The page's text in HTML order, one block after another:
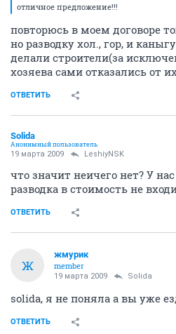
отличное предложение!!!
повторюсь в моем договоре
но разводку хол., гор, и
делали строители(за
хозяева сами отказались от
ОТВЕТИТЬ
Solida
Анонимный пользователь
19 марта 2009 LeshiyNSK
что значит неичего нет? У
разводка в стоимость не
ОТВЕТИТЬ
Ж
жмурик
member
19 марта 2009 Solida
solida, я не поняла а вы уже
ОТВЕТИТЬ